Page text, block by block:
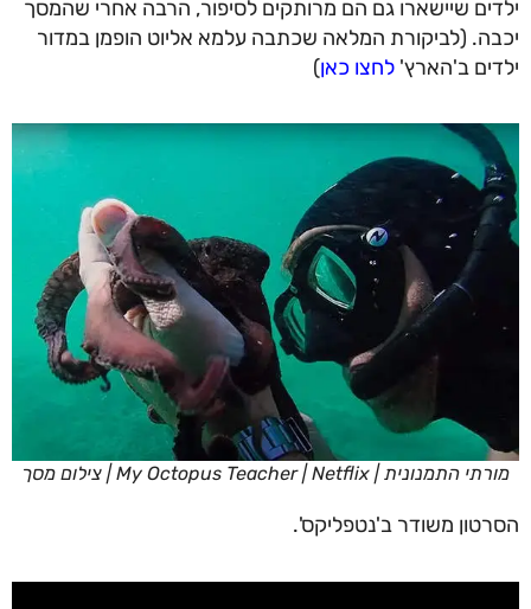
ילדים שיישארו גם הם מרותקים לסיפור, הרבה אחרי שהמסך
יכבה. (לביקורת המלאה שכתבה עלמא אליוט הופמן במדור
ילדים ב'הארץ' לחצו כאן)
מורתי התמנונית | My Octopus Teacher | Netflix | צילום מסך
הסרטון משודר ב'נטפליקס'.